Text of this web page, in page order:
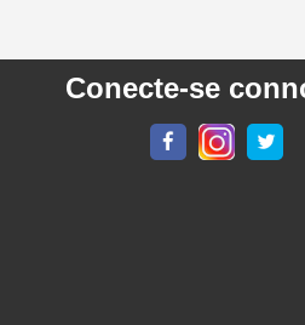
Conecte-se